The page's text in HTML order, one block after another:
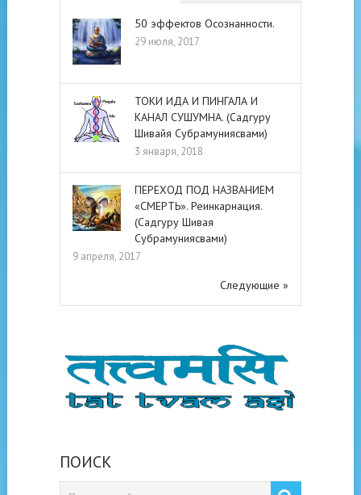
50 эффектов Осознанности.
29 июля, 2017
ТОКИ ИДА И ПИНГАЛА И
КАНАЛ СУШУМНА. (Садгуру
Шивайя Субрамуниясвами)
3 января, 2018
ПЕРЕХОД ПОД НАЗВАНИЕМ
«СМЕРТЬ». Реинкарнация.
(Садгуру Шивая
Субрамуниясвами)
9 апреля, 2017
Следующие »
ПОИСК